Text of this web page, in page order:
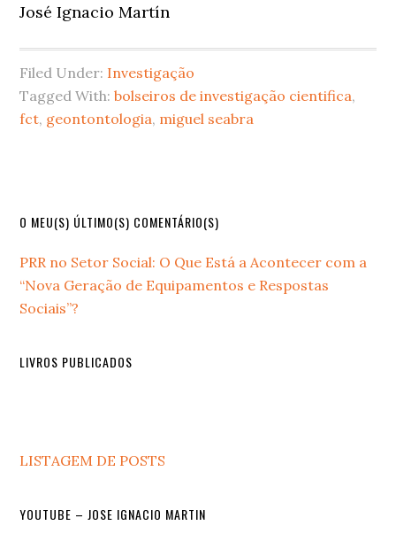
José Ignacio Martín
Filed Under: Investigação
Tagged With:bolseiros de investigação cientifica,
fct, geontontologia, miguel seabra
Primary
Sidebar
O MEU(S) ÚLTIMO(S) COMENTÁRIO(S)
PRR no Setor Social: O Que Está a Acontecer com a
“Nova Geração de Equipamentos e Respostas
Sociais”?
LIVROS PUBLICADOS
LISTAGEM DE POSTS
YOUTUBE – JOSE IGNACIO MARTIN